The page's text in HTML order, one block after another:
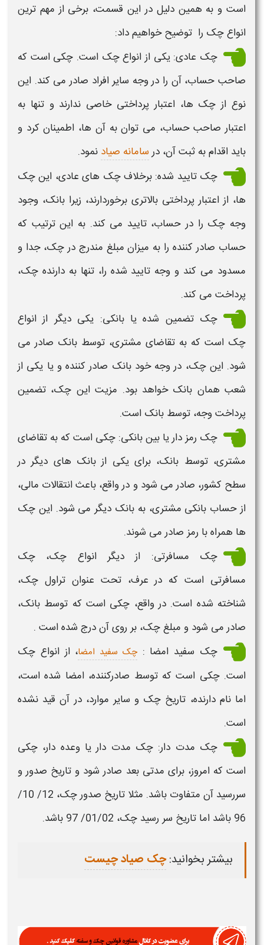
است و به همین دلیل در این قسمت، برخی از مهم ترین
انواع چک را توضیح خواهیم داد:
چک عادی: یکی ازانواع چک است. چکی است که
صاحب حساب، آن را در وجه سایر افراد صادر می کند. این
نوع از چک ها،اعتبارپرداختی خاصی ندارند و تنها به
اعتبارصاحب حساب، می توان به آن ها، اطمینان کرد و
باید اقدام به ثبت آن، درسامانه صیاد نمود.
چکتایید شده: برخلافچک های عادی، اینچک
ها، ازاعتبارپرداختی بالاتری برخوردارند، زیرا بانک، وجود
وجه چک را در حساب، تایید می کند. به این ترتیب که
حساب صادر کننده را به میزان مبلغ مندرج درچک، جدا و
مسدود می کند و وجه تایید شده را، تنها به دارنده چک،
پرداخت می کند.
چک تضمین شده یا بانکی: یکی دیگر از انواع
چک است که به تقاضای مشتری، توسط بانک صادر می
شود. این چک، در وجه خود بانک صادر کننده و یا یکی از
شعب همان بانک خواهد بود. مزیت این چک، تضمین
پرداخت وجه، توسط بانک است.
چک رمز دار یا بین بانکی: چکی است که به تقاضای
مشتری، توسط بانک، برای یکی از بانک های دیگر در
سطح کشور، صادر می شود و در واقع، باعث انتقالات مالی،
از حساب بانکی مشتری، به بانک دیگر می شود. این چک
ها همراه با رمز صادر می شوند.
چک مسافرتی: از دیگر انواع چک، چک
مسافرتی است که در عرف، تحت عنوان تراول چک،
شناخته شده است. در واقع، چکی است که توسط بانک،
صادر می شود و مبلغچک، بر روی آن درج شده است .
چک سفید امضا :چک سفید امضا، از انواع چک
است.چکی است که توسط صادرکننده، امضا شده است،
اما نام دارنده، تاریخ چک و سایر موارد، در آن قید نشده
است.
چک مدت دار: چک مدت دار یا وعده دار، چکی
است که امروز، برای مدتی بعد صادر شود و تاریخ صدور و
سررسید آن متفاوت باشد. مثلا تاریخ صدورچک،
12/ 10/
96 باشد اما تاریخ سر رسید
چک،
بیشتر بخوانید:چک صیاد چیست